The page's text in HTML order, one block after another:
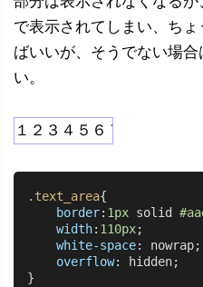
で表示されてしまい、ち
ばいいが、そうでない場
い。
１２３４５６７８９０１２
.text_area{
border: 1px solid
width: 110px;
white-space: nowrap;
overflow: hidden;